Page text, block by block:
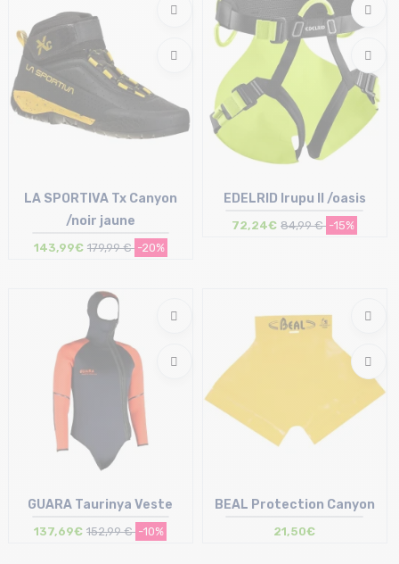
37 | 40 | 41 | 44 | 46
LA SPORTIVA Tx Canyon
/noir jaune
143,99€ 179,99 € -20%
EDELRID Irupu II /oasis
72,24€ 84,99 € -15%
GUARA Taurinya Veste
137,69€ 152,99 € -10%
BEAL Protection Canyon
21,50€